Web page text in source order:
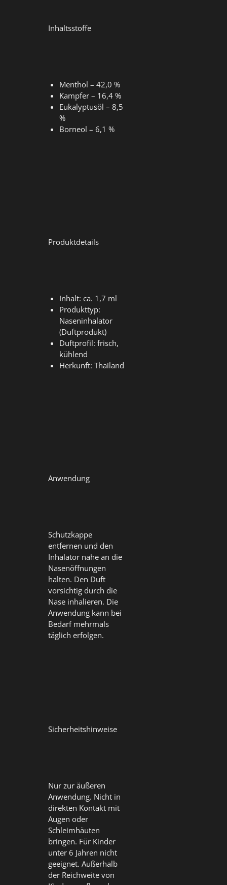
Inhaltsstoffe
Menthol – 42,0 %
Kampfer – 16,4 %
Eukalyptusöl – 8,5
%
Borneol – 6,1 %
Produktdetails
Inhalt: ca. 1,7 ml
Produkttyp:
Naseninhalator
(Duftprodukt)
Duftprofil: frisch,
kühlend
Herkunft: Thailand
Anwendung
Schutzkappe
entfernen und den
Inhalator nahe an die
Nasenöffnungen
halten. Den Duft
vorsichtig durch die
Nase inhalieren. Die
Anwendung kann bei
Bedarf mehrmals
täglich erfolgen.
Sicherheitshinweise
Nur zur äußeren
Anwendung. Nicht in
direkten Kontakt mit
Augen oder
Schleimhäuten
bringen. Für Kinder
unter 6 Jahren nicht
geeignet. Außerhalb
der Reichweite von